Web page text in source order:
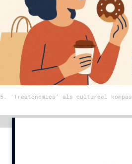
Home
9 sept: GenAI-training
12 nov: MarketingLive!
Adverteren
Events
Vacatures
5. ‘Treatonomics’ als cultureel kompas